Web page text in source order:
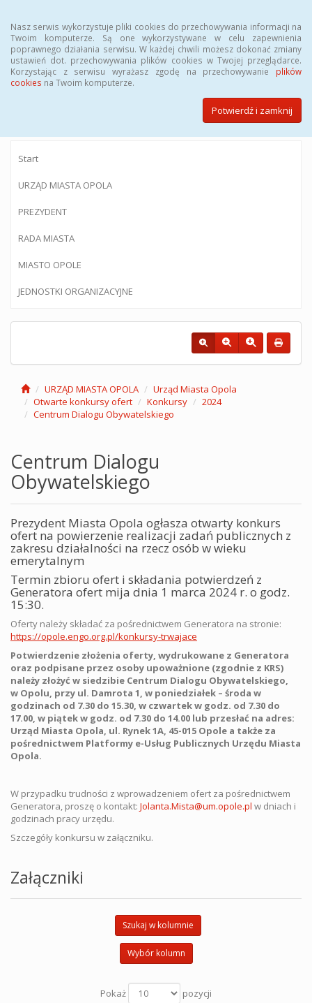
Nasz serwis wykorzystuje pliki cookies do przechowywania informacji na
Twoim komputerze. Są one wykorzystywane w celu zapewnienia
poprawnego działania serwisu. W każdej chwili możesz dokonać zmiany
ustawień dot. przechowywania plików cookies w Twojej przeglądarce.
Korzystając z serwisu wyrażasz zgodę na przechowywanie plików
cookies na Twoim komputerze.
Potwierdź i zamknij
BIULETYN INFORMACJI PUBLICZNEJ
Urzędu Miasta Opola
Start
URZĄD MIASTA OPOLA
PREZYDENT
RADA MIASTA
MIASTO OPOLE
JEDNOSTKI ORGANIZACYJNE
URZĄD MIASTA OPOLA
Urząd Miasta Opola
Otwarte konkursy ofert
Konkursy
2024
Centrum Dialogu Obywatelskiego
Centrum Dialogu
Obywatelskiego
Prezydent Miasta Opola ogłasza otwarty konkurs
ofert na powierzenie realizacji zadań publicznych z
zakresu działalności na rzecz osób w wieku
emerytalnym
Termin zbioru ofert i składania potwierdzeń z
Generatora ofert mija dnia 1 marca 2024 r. o godz.
15:30.
Oferty należy składać za pośrednictwem Generatora na stronie:
https://opole.engo.org.pl/konkursy-trwajace
Potwierdzenie złożenia oferty, wydrukowane z Generatora
oraz podpisane przez osoby upoważnione (zgodnie z KRS)
należy złożyć w siedzibie Centrum Dialogu Obywatelskiego,
w Opolu, przy ul. Damrota 1, w poniedziałek – środa w
godzinach od 7.30 do 15.30, w czwartek w godz. od 7.30 do
17.00, w piątek w godz. od 7.30 do 14.00 lub przesłać na adres:
Urząd Miasta Opola, ul. Rynek 1A, 45-015 Opole a także za
pośrednictwem Platformy e-Usług Publicznych Urzędu Miasta
Opola.
W przypadku trudności z wprowadzeniem ofert za pośrednictwem
Generatora, proszę o kontakt: Jolanta.Mista@um.opole.pl w dniach i
godzinach pracy urzędu.
Szczegóły konkursu w załączniku.
Załączniki
Szukaj w kolumnie
Wybór kolumn
Pokaż
pozycji